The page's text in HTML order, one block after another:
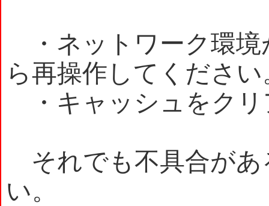
・ネットワーク環境
ら再操作してください
・キャッシュをクリ
それでも不具合があ
い。